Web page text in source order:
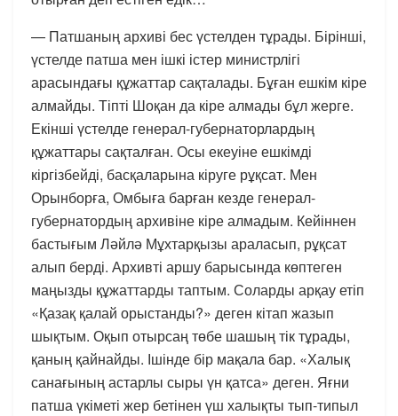
— Патшаның архиві бес үстелден тұрады. Бірінші,
үстелде патша мен ішкі істер министрлігі
арасындағы құжаттар сақталады. Бұған ешкім кіре
алмайды. Тіпті Шоқан да кіре алмады бұл жерге.
Екінші үстелде генерал-губернаторлардың
құжаттары сақталған. Осы екеуіне ешкімді
кіргізбейді, басқаларына кіруге рұқсат. Мен
Орынборға, Омбыға барған кезде генерал-
губернатордың архивіне кіре алмадым. Кейіннен
бастығым Ләйлә Мұхтарқызы араласып, рұқсат
алып берді. Архивті аршу барысында көптеген
маңызды құжаттарды таптым. Соларды арқау етіп
«Қазақ қалай орыстанды?» деген кітап жазып
шықтым. Оқып отырсаң төбе шашың тік тұрады,
қаның қайнайды. Ішінде бір мақала бар. «Халық
санағының астарлы сыры үн қатса» деген. Яғни
патша үкіметі жер бетінен үш халықты тып-типыл